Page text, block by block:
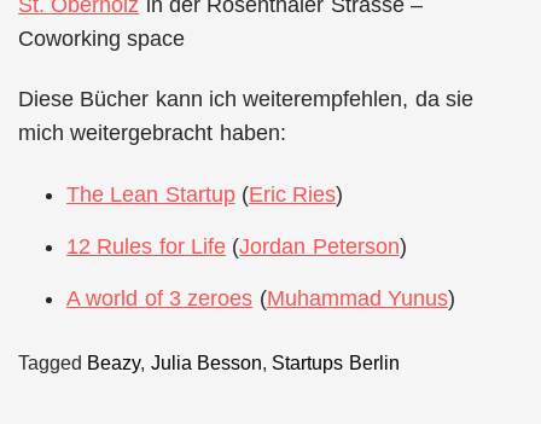
Coworking space
Diese Bücher kann ich weiterempfehlen, da sie
mich weitergebracht haben:
The Lean Startup(Eric Ries)
12 Rules for Life(Jordan Peterson)
A world of 3 zeroes (Muhammad Yunus)
Tagged Beazy, Julia Besson, Startups Berlin